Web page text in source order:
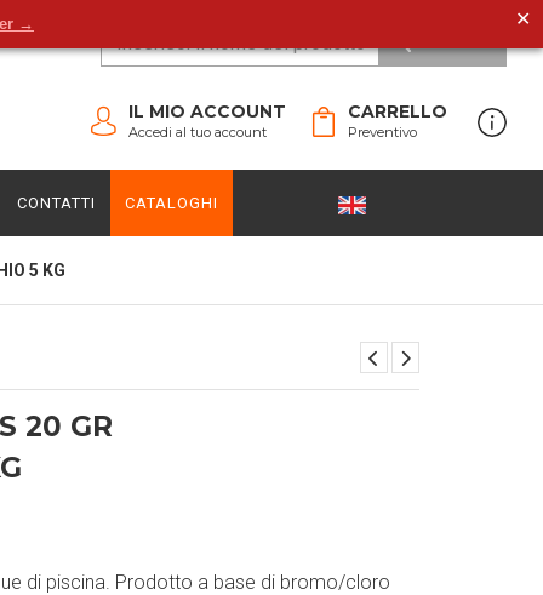
→ ✕
CARRELLO
Preventivo
IL MIO ACCOUNT
Accedi al tuo account
CONTATTI CATALOGHI
5 KG
20 GR
di piscina. Prodotto a base di bromo/cloro